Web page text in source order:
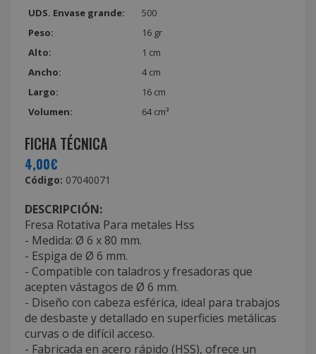
UDS. Envase grande:
500
Peso:
16 gr
Alto:
1 cm
Ancho:
4 cm
Largo:
16 cm
Volumen:
64 cm³
FICHA TÉCNICA
4,00€
Código: 07040071
DESCRIPCIÓN:
Fresa Rotativa Para metales Hss
- Medida: Ø 6 x 80 mm.
- Espiga de Ø 6 mm.
- Compatible con taladros y fresadoras que
acepten vástagos de Ø 6 mm.
- Diseño con cabeza esférica, ideal para trabajos
de desbaste y detallado en superficies metálicas
curvas o de difícil acceso.
- Fabricada en acero rápido (HSS), ofrece un